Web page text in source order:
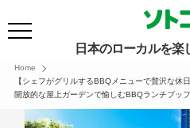
日本のローカルを楽
Home
【シェフがグリルするBBQメニューで贅沢な休
開放的な屋上ガーデンで愉しむBBQランチブッフ